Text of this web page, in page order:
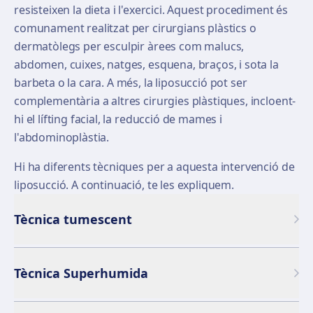
resisteixen la dieta i l'exercici. Aquest procediment és
comunament realitzat per cirurgians plàstics o
dermatòlegs per esculpir àrees com malucs,
abdomen, cuixes, natges, esquena, braços, i sota la
barbeta o la cara. A més, la liposucció pot ser
complementària a altres cirurgies plàstiques, incloent-
hi el lífting facial, la reducció de mames i
l'abdominoplàstia.
Hi ha diferents tècniques per a aquesta intervenció de
liposucció. A continuació, te les expliquem.
Tècnica tumescent
Tècnica Superhumida